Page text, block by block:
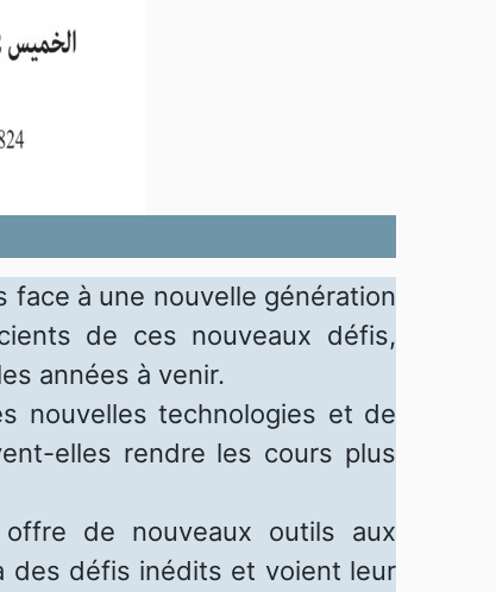
face à une nouvelle génération
de ces nouveaux défis,
années à venir.
nouvelles technologies et de
elles rendre les cours plus
de nouveaux outils aux
des défis inédits et voient leur